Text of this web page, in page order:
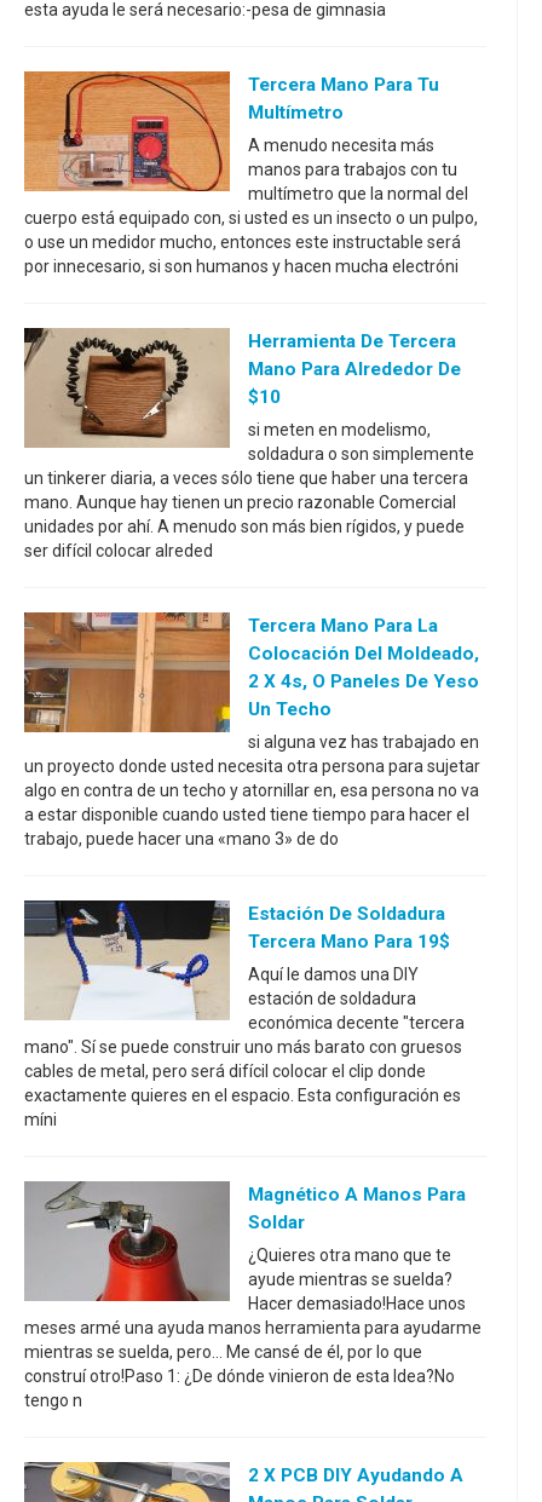
esta ayuda le será necesario:-pesa de gimnasia
Tercera Mano Para Tu
Multímetro
A menudo necesita más
manos para trabajos con tu
multímetro que la normal del
cuerpo está equipado con, si usted es un insecto o un pulpo,
o use un medidor mucho, entonces este instructable será
por innecesario, si son humanos y hacen mucha electróni
Herramienta De Tercera
Mano Para Alrededor De
$10
si meten en modelismo,
soldadura o son simplemente
un tinkerer diaria, a veces sólo tiene que haber una tercera
mano. Aunque hay tienen un precio razonable Comercial
unidades por ahí. A menudo son más bien rígidos, y puede
ser difícil colocar alreded
Tercera Mano Para La
Colocación Del Moldeado,
2 X 4s, O Paneles De Yeso
Un Techo
si alguna vez has trabajado en
un proyecto donde usted necesita otra persona para sujetar
algo en contra de un techo y atornillar en, esa persona no va
a estar disponible cuando usted tiene tiempo para hacer el
trabajo, puede hacer una «mano 3» de do
Estación De Soldadura
Tercera Mano Para 19$
Aquí le damos una DIY
estación de soldadura
económica decente "tercera
mano". Sí se puede construir uno más barato con gruesos
cables de metal, pero será difícil colocar el clip donde
exactamente quieres en el espacio. Esta configuración es
míni
Magnético A Manos Para
Soldar
¿Quieres otra mano que te
ayude mientras se suelda?
Hacer demasiado!Hace unos
meses armé una ayuda manos herramienta para ayudarme
mientras se suelda, pero... Me cansé de él, por lo que
construí otro!Paso 1: ¿De dónde vinieron de esta Idea?No
tengo n
2 X PCB DIY Ayudando A